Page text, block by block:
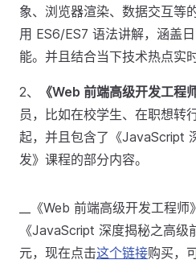
象、浏览器渲染、数据交互等
用 ES6/ES7 语法讲解，涵盖
能。并且结合当下技术热点实
2、 《Web 前端高级开发工程
员，比如在校学生、在职想转
起，并且包含了《JavaScript
发》课程的部分内容。
__《Web 前端高级开发工程师》
《JavaScript 深度揭秘之高级
元，现在点击这个链接购买，